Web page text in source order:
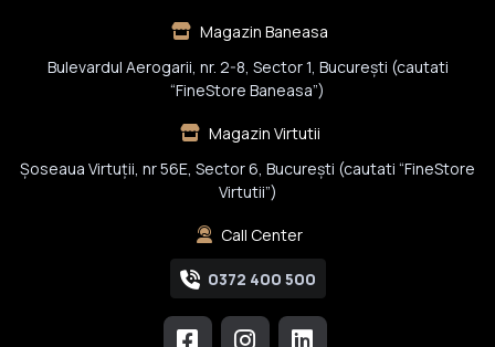
Magazin Baneasa
Bulevardul Aerogarii, nr. 2-8, Sector 1, Bucureşti (cautati
“FineStore Baneasa”)
Magazin Virtutii
Șoseaua Virtuții, nr 56E, Sector 6, București (cautati “FineStore
Virtutii”)
Call Center
0372 400 500